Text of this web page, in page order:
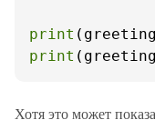
print
print
Хотя это может